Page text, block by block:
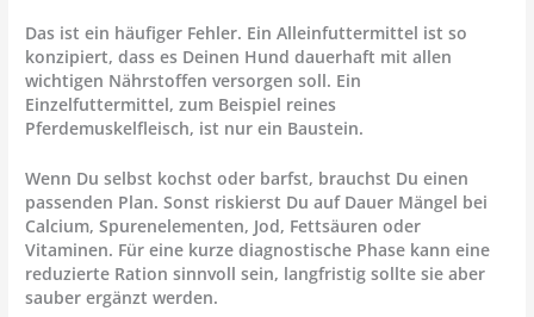
Das ist ein häufiger Fehler. Ein Alleinfuttermittel ist so
konzipiert, dass es Deinen Hund dauerhaft mit allen
wichtigen Nährstoffen versorgen soll. Ein
Einzelfuttermittel, zum Beispiel reines
Pferdemuskelfleisch, ist nur ein Baustein.
Wenn Du selbst kochst oder barfst, brauchst Du einen
passenden Plan. Sonst riskierst Du auf Dauer Mängel bei
Calcium, Spurenelementen, Jod, Fettsäuren oder
Vitaminen. Für eine kurze diagnostische Phase kann eine
reduzierte Ration sinnvoll sein, langfristig sollte sie aber
sauber ergänzt werden.